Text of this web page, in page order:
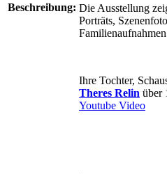
Beschreibung: Die Ausstellung
Porträts,
Ihre Tochter,
Theres Relin über
Youtube Video